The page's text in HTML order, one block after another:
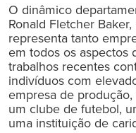
O dinâmico
Ronald Fletcher
representa tanto
em todos os aspectos
trabalhos recentes
indivíduos com
empresa de
um clube de futebol,
uma instituição de